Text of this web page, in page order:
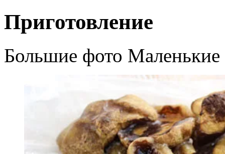
Приготовление
Большие фото Маленькие